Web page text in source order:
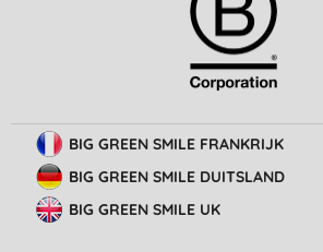
BIG GREEN SMILE FRANKRIJK
BIG GREEN SMILE DUITSLAND
BIG GREEN SMILE UK